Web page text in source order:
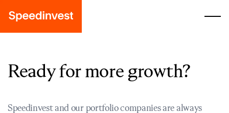
Ready for more growth?
Speedinvest and our portfolio companies are always